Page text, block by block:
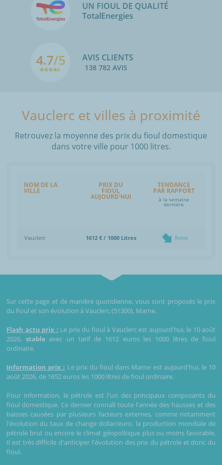
UN FIOUL DE QUALITÉ
TotalEnergies
4.7/5 AVIS CLIENTS
138 782 AVIS
Vauclerc et villes à proximité
Retrouvez la moyenne des prix du fioul domestique
dans votre ville pour 1000 litres.
NOM DE LA
VILLE
PRIX DU
FIOUL
AUJOURD'HUI
TENDANCE
PAR RAPPORT
à la semaine
dernière
Vauclerc 1612 € / 1000 Litres Baisse
Sur cette page et de manière quotidienne, vous sont proposés le prix
du fioul et son évolution à Vauclerc (51300), Marne.
Flash actu prix : Le prix du fioul à Vauclerc est aujourd'hui, le 10 août
2026, stable avec un tarif de 1612 euros les 1000 litres de fioul
ordinaire.
Information prix : Le prix du fioul dans Marne est aujourd'hui, le 10
août 2026, de 1652 euros les 1000 litres de fioul ordinaire.
Pour information, le pétrole est l'un des principaux composants du
fioul domestique. Ce dernier connaît toute l'année des hausses et des
baisses causées par plusieurs facteurs externes, comme notamment
l'évolution du taux de change dollar/euro, la production mondiale de
pétrole brut ou encore le climat géopolitique plus ou moins favorable.
Il est très difficile d'anticiper l'évolution des prix du pétrole et donc du
fioul.